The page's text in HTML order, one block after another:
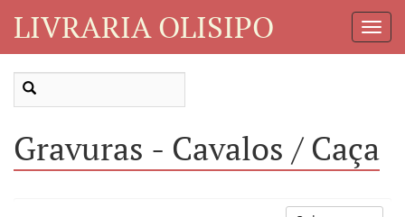
LIVRARIA OLISIPO
Gravuras - Cavalos / Caça